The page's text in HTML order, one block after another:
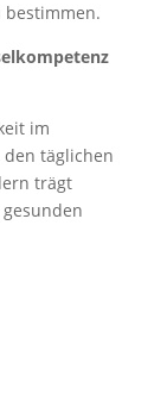
bestimmen.
im
täglichen
trägt